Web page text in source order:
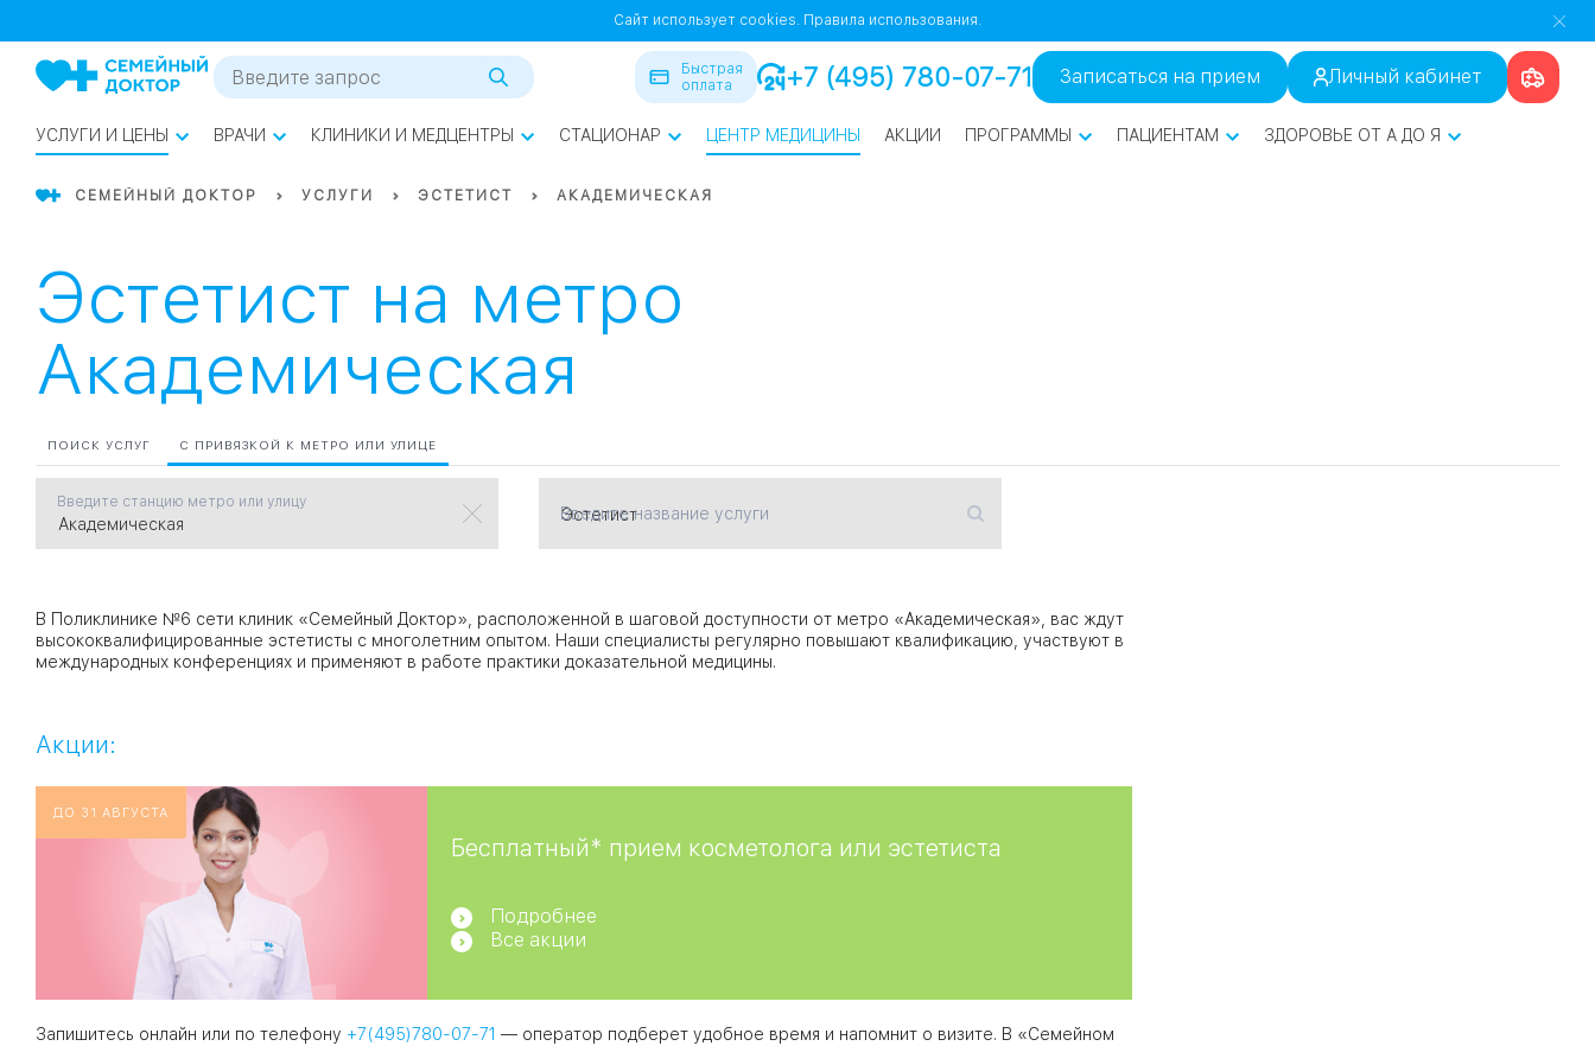
СВАО
ЮВАО
ЮЗАО
СЗАО
САО
06
08
14
17
Проспект Мира
Павелецкая
Академическая
Братиславская
Янгеля
поле
Сайт использует cookies. Правила использования.
Быстрая
оплата
+7 (495) 780-07-71 Записаться на прием Личный кабинет
УСЛУГИ И ЦЕНЫ ВРАЧИ КЛИНИКИ И МЕДЦЕНТРЫ СТАЦИОНАР ЦЕНТР МЕДИЦИНЫ АКЦИИ ПРОГРАММЫ ПАЦИЕНТАМ ЗДОРОВЬЕ ОТ А ДО Я
СЕМЕЙНЫЙ ДОКТОР УСЛУГИ ЭСТЕТИСТ АКАДЕМИЧЕСКАЯ
Эстетист на метро
Академическая
ПОИСК УСЛУГ С ПРИВЯЗКОЙ К МЕТРО ИЛИ УЛИЦЕ
Введите станцию метро или улицу
Введите название услуги
В Поликлинике №6 сети клиник «Семейный Доктор», расположенной в шаговой доступности от метро «Академическая», вас ждут
высококвалифицированные эстетисты с многолетним опытом. Наши специалисты регулярно повышают квалификацию, участвуют в
международных конференциях и применяют в работе практики доказательной медицины.
Акции:
ДО 31 АВГУСТА
Бесплатный* прием косметолога или эстетиста
Подробнее
Все акции
Запишитесь онлайн или по телефону +7(495)780-07-71 — оператор подберет удобное время и напомнит о визите. В «Семейном